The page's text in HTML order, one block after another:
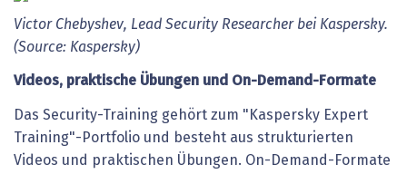
Victor Chebyshev, Lead Security Researcher bei Kaspersky.
(Source: Kaspersky)
Videos, praktische Übungen und On-Demand-Formate
Das Security-Training gehört zum "Kaspersky Expert
Training"-Portfolio und besteht aus strukturierten
Videos und praktischen Übungen. On-Demand-Formate